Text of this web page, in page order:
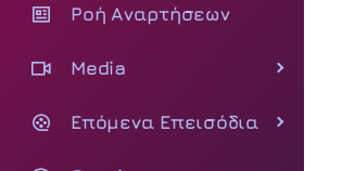
Ροή Αναρτήσεων
Media
Επόμενα Επεισόδια